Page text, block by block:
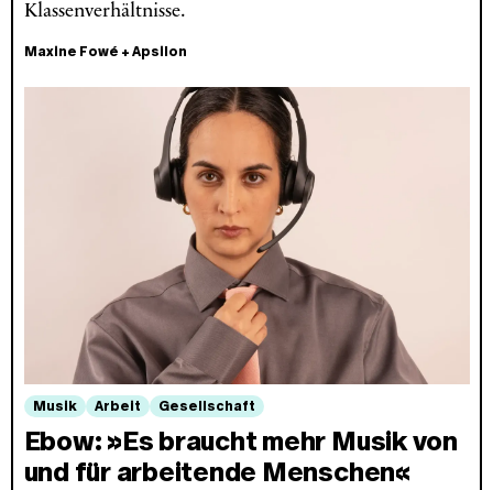
Klassenverhältnisse.
Maxine Fowé + Apsilon
Musik Arbeit Gesellschaft
Ebow: »Es braucht mehr Musik von
und für arbeitende Menschen«